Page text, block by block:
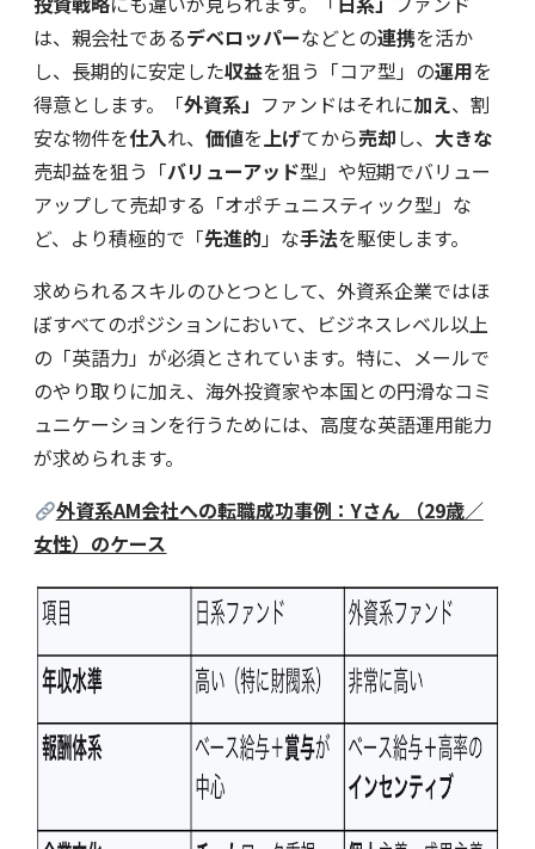
は、親会社であるデベロッパーなどとの連携を活か
し、長期的に安定した収益を狙う「コア型」の運用を
得意とします。「外資系」 ファンドはそれに加え、割
安な物件を仕入れ、価値を上げてから売却し、大きな
売却益を狙う「バリューアッド型」や短期でバリュー
アップして売却する「オポチュニスティック型」な
ど、より積極的で「先進的」な手法を駆使します。
求められるスキルのひとつとして、外資系企業ではほ
ぼすべてのポジションにおいて、ビジネスレベル以上
の「英語力」が必須とされています。特に、メールで
のやり取りに加え、海外投資家や本国との円滑なコミ
ュニケーションを行うためには、高度な英語運用能力
が求められます。
外資系AM会社への転職成功事例：Yさん （29歳／
女性）のケース